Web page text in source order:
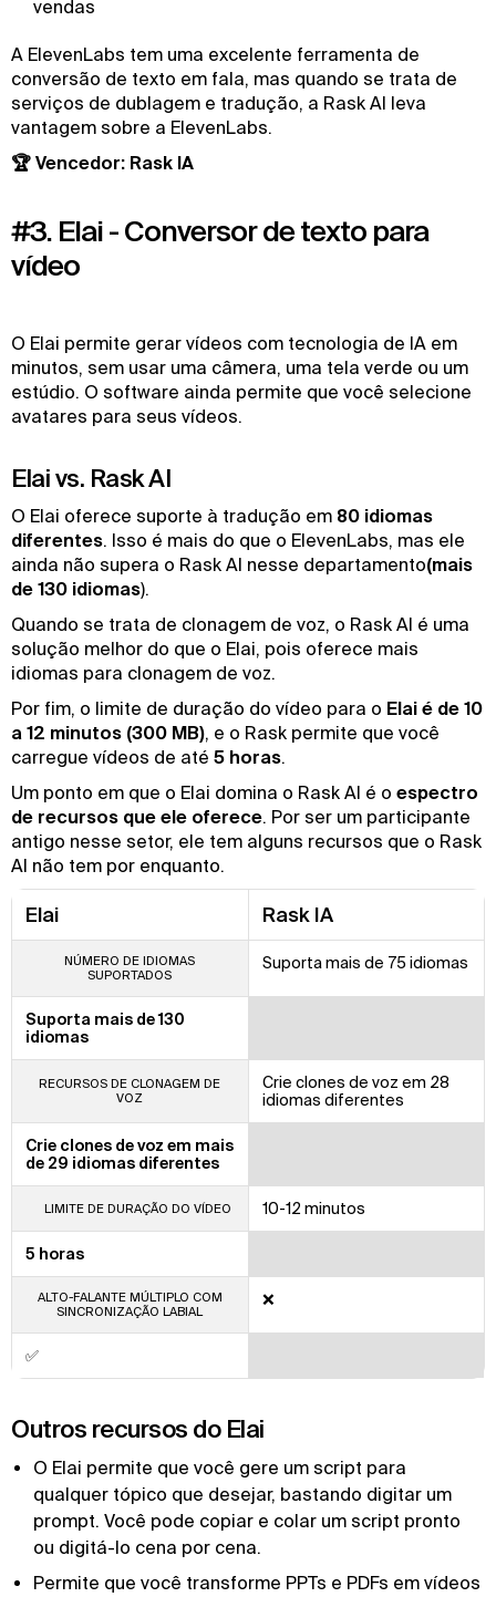
vendas
A ElevenLabs tem uma excelente ferramenta de
conversão de texto em fala, mas quando se trata de
serviços de dublagem e tradução, a Rask AI leva
vantagem sobre a ElevenLabs.
🏆 Vencedor: Rask IA
#3. Elai - Conversor de texto para
vídeo
O Elai permite gerar vídeos com tecnologia de IA em
minutos, sem usar uma câmera, uma tela verde ou um
estúdio. O software ainda permite que você selecione
avatares para seus vídeos.
Elai vs. Rask AI
O Elai oferece suporte à tradução em 80 idiomas
diferentes. Isso é mais do que o ElevenLabs, mas ele
ainda não supera o Rask AI nesse departamento(mais
de 130 idiomas).
Quando se trata de clonagem de voz, o Rask AI é uma
solução melhor do que o Elai, pois oferece mais
idiomas para clonagem de voz.
Por fim, o limite de duração do vídeo para o Elai é de 10
a 12 minutos (300 MB), e o Rask permite que você
carregue vídeos de até 5 horas.
Um ponto em que o Elai domina o Rask AI é o espectro
de recursos que ele oferece. Por ser um participante
antigo nesse setor, ele tem alguns recursos que o Rask
AI não tem por enquanto.
Elai Rask IA
NÚMERO DE IDIOMAS
SUPORTADOS
Suporta mais de 75 idiomas
Suporta mais de 130
idiomas
RECURSOS DE CLONAGEM DE
VOZ
Crie clones de voz em 28
idiomas diferentes
Crie clones de voz em mais
de 29 idiomas diferentes
LIMITE DE DURAÇÃO DO VÍDEO 10-12 minutos
5 horas
ALTO-FALANTE MÚLTIPLO COM
SINCRONIZAÇÃO LABIAL
❌
✅
Outros recursos do Elai
O Elai permite que você gere um script para
qualquer tópico que desejar, bastando digitar um
prompt. Você pode copiar e colar um script pronto
ou digitá-lo cena por cena.
Permite que você transforme PPTs e PDFs em vídeos